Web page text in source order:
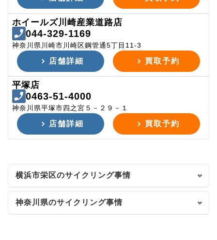
ホイールズ川崎産業道路店
044-329-1169
神奈川県川崎市川崎区鋼管通5丁目11-3
店舗詳細 買取予約
平塚店
0463-51-4000
神奈川県平塚市四之宮５－２９－１
店舗詳細 買取予約
横浜市栄区のサイクリング事情
神奈川県のサイクリング事情